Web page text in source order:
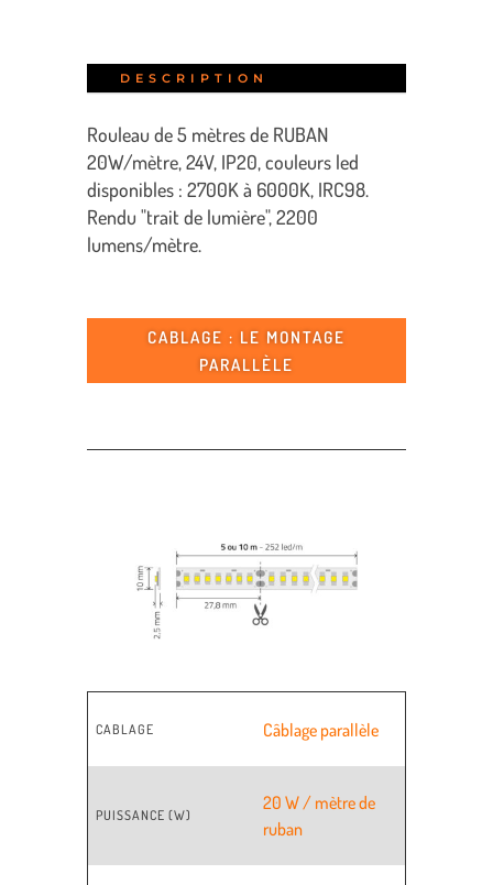
DESCRIPTION
Rouleau de 5 mètres de RUBAN
20W/mètre, 24V, IP20, couleurs led
disponibles : 2700K à 6000K, IRC98.
Rendu "trait de lumière", 2200
lumens/mètre.
CABLAGE : LE MONTAGE
PARALLÈLE
CABLAGE Câblage parallèle
PUISSANCE (W)
20 W / mètre de
ruban